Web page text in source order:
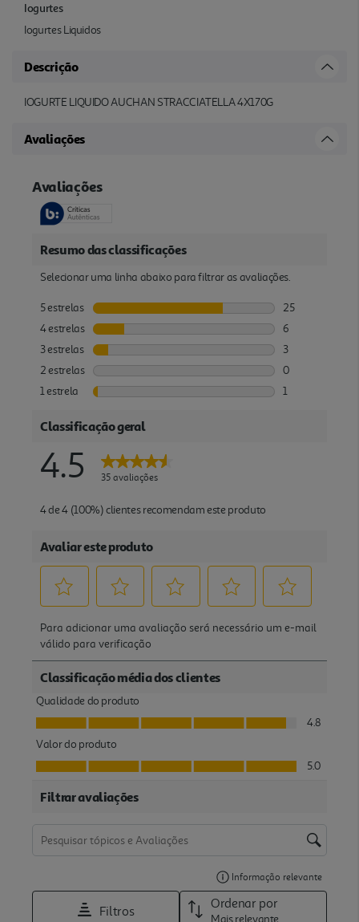
Iogurtes
Iogurtes Liquidos
Descrição
IOGURTE LIQUIDO AUCHAN STRACCIATELLA 4X170G
Avaliações